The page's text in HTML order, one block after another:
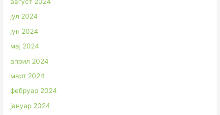
јул 2024
јун 2024
мај 2024
април 2024
март 2024
фебруар 2024
јануар 2024